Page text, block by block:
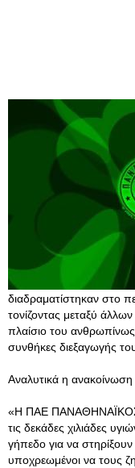
διαδραματίστηκαν στο
τονίζοντας μεταξύ
πλαίσιο του ανθρωπίνως
συνθήκες διεξαγωγής
Αναλυτικά η
«Η ΠΑΕ ΠΑΝΑΘΗΝΑΪΚΟΣ
τις δεκάδες χιλιάδες
γήπεδο για να
υποχρεωμένοι να τους